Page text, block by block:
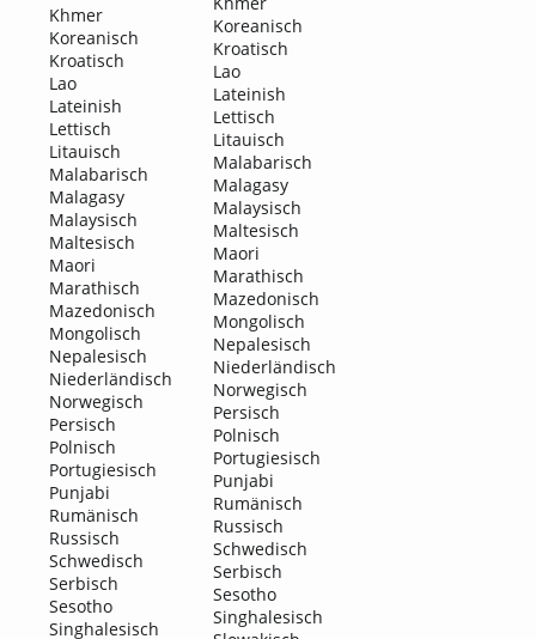
Khmer
Koreanisch
Kroatisch
Lao
Lateinish
Lettisch
Litauisch
Malabarisch
Malagasy
Malaysisch
Maltesisch
Maori
Marathisch
Mazedonisch
Mongolisch
Nepalesisch
Niederländisch
Norwegisch
Persisch
Polnisch
Portugiesisch
Punjabi
Rumänisch
Russisch
Schwedisch
Serbisch
Sesotho
Singhalesisch
Koreanisch
Kroatisch
Lao
Lateinish
Lettisch
Litauisch
Malabarisch
Malagasy
Malaysisch
Maltesisch
Maori
Marathisch
Mazedonisch
Mongolisch
Nepalesisch
Niederländisch
Norwegisch
Persisch
Polnisch
Portugiesisch
Punjabi
Rumänisch
Russisch
Schwedisch
Serbisch
Sesotho
Singhalesisch